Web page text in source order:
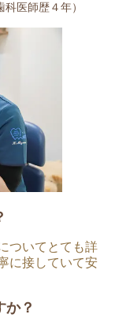
医師歴４年）
ついてとても詳
に接していて安
か？